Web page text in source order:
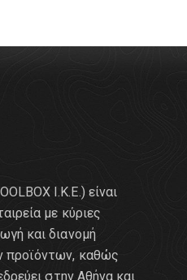
Ι.Κ.Ε.) είναι
με κύριες
και διανομή
προϊόντων, καθώς
στην Αθήνα και